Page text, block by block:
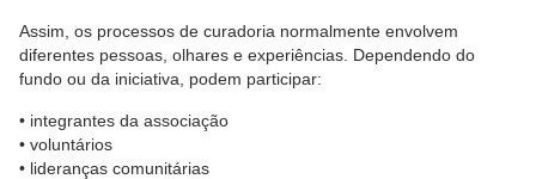
Assim, os processos de curadoria normalmente envolvem
diferentes pessoas, olhares e experiências. Dependendo do
fundo ou da iniciativa, podem participar:
• integrantes da associação
• voluntários
• lideranças comunitárias